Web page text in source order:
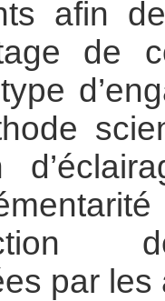
afin
de
par les